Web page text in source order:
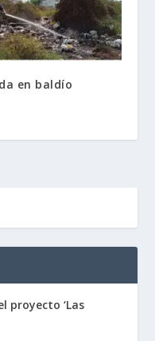
en baldío
proyecto ‘Las